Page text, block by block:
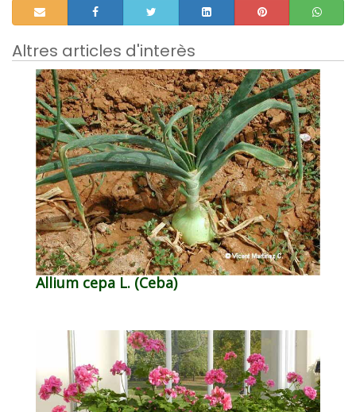
Altres articles d'interès
Allium cepa L. (Ceba)